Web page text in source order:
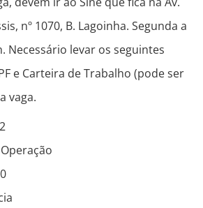
nº 1070, B. Lagoinha. Segunda a
Necessário levar os seguintes
e Carteira de Trabalho (pode ser
vaga.